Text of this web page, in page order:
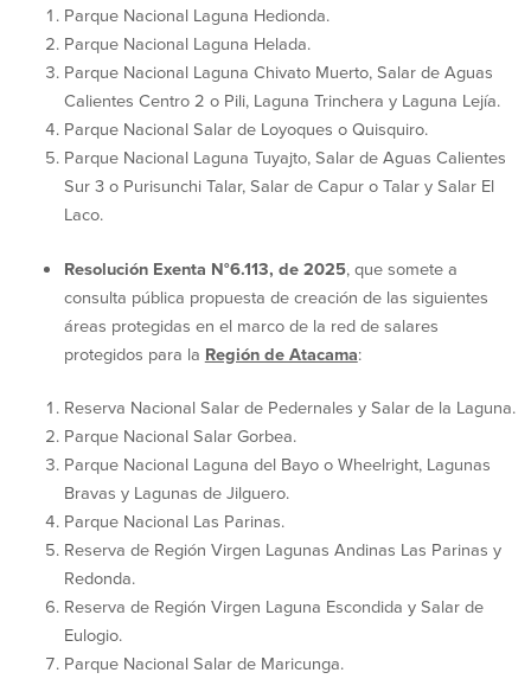
Parque Nacional Laguna Hedionda.
Parque Nacional Laguna Helada.
Parque Nacional Laguna Chivato Muerto, Salar de Aguas
Calientes Centro 2 o Pili, Laguna Trinchera y Laguna Lejía.
Parque Nacional Salar de Loyoques o Quisquiro.
Parque Nacional Laguna Tuyajto, Salar de Aguas Calientes
Sur 3 o Purisunchi Talar, Salar de Capur o Talar y Salar El
Laco.
Resolución Exenta N°6.113, de 2025, que somete a
consulta pública propuesta de creación de las siguientes
áreas protegidas en el marco de la red de salares
protegidos para la Región de Atacama:
Reserva Nacional Salar de Pedernales y Salar de la Laguna.
Parque Nacional Salar Gorbea.
Parque Nacional Laguna del Bayo o Wheelright, Lagunas
Bravas y Lagunas de Jilguero.
Parque Nacional Las Parinas.
Reserva de Región Virgen Lagunas Andinas Las Parinas y
Redonda.
Reserva de Región Virgen Laguna Escondida y Salar de
Eulogio.
Parque Nacional Salar de Maricunga.